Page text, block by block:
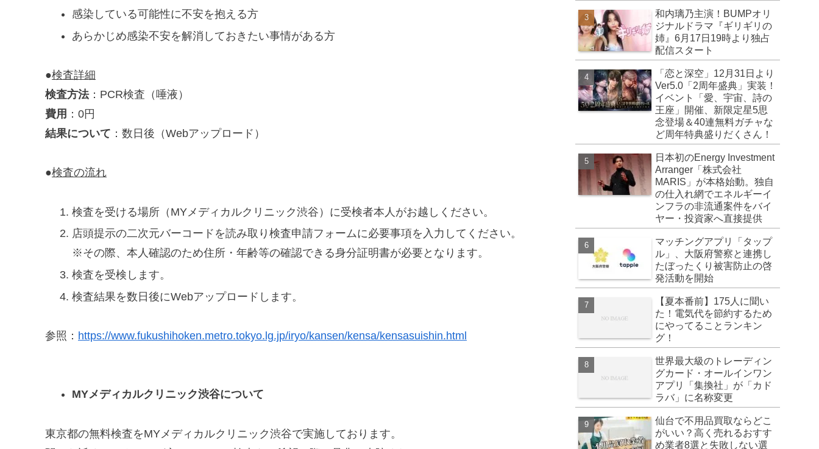
感染している可能性に不安を抱える方
あらかじめ感染不安を解消しておきたい事情がある方
●検査詳細
検査方法：PCR検査（唾液）
費用 ：0円
結果について ：数日後（Webアップロード）
●検査の流れ
検査を受ける場所（MYメディカルクリニック渋谷）に受検者本人がお越しください。
店頭提示の二次元バーコードを読み取り検査申請フォームに必要事項を入力してください。
※その際、本人確認のため住所・年齢等の確認できる身分証明書が必要となります。
検査を受検します。
検査結果を数日後にWebアップロードします。
参照： https://www.fukushihoken.metro.tokyo.lg.jp/iryo/kansen/kensa/kensasuishin.html
MYメディカルクリニック渋谷について
東京都の無料検査をMYメディカルクリニック渋谷で実施しております。
和内璃乃主演！BUMPオリ
ジナルドラマ『ギリギリの
姉』6月17日19時より独占
配信スタート
「恋と深空」12月31日より
Ver5.0「2周年盛典」実装！
イベント「愛、宇宙、詩の
王座」開催、新限定星5思
念登場＆40連無料ガチャな
ど周年特典盛りだくさん！
日本初のEnergy Investment
Arranger「株式会社
MARIS」が本格始動。独自
の仕入れ網でエネルギーイ
ンフラの非流通案件をバイ
ヤー・投資家へ直接提供
マッチングアプリ「タップ
ル」、大阪府警察と連携し
たぼったくり被害防止の啓
発活動を開始
【夏本番前】175人に聞い
た！電気代を節約するため
にやってることランキン
グ！
世界最大級のトレーディン
グカード・オールインワン
アプリ「集換社」が「カド
ラバ」に名称変更
仙台で不用品買取ならどこ
がいい？高く売れるおすす
め業者8選と失敗しない選